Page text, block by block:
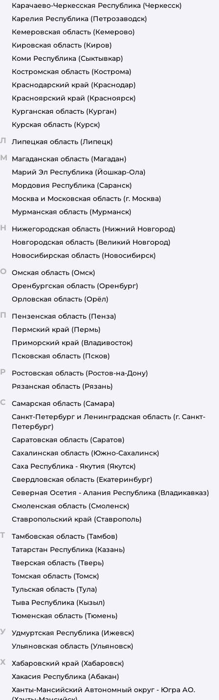
Карачаево-Черкесская Республика (Черкесск)
Карелия Республика (Петрозаводск)
Кемеровская область (Кемерово)
Кировская область (Киров)
Коми Республика (Сыктывкар)
Костромская область (Кострома)
Краснодарский край (Краснодар)
Красноярский край (Красноярск)
Курганская область (Курган)
Курская область (Курск)
Л Липецкая область (Липецк)
М Магаданская область (Магадан)
Марий Эл Республика (Йошкар-Ола)
Мордовия Республика (Саранск)
Москва и Московская область (г. Москва)
Мурманская область (Мурманск)
Н Нижегородская область (Нижний Новгород)
Новгородская область (Великий Новгород)
Новосибирская область (Новосибирск)
О Омская область (Омск)
Оренбургская область (Оренбург)
Орловская область (Орёл)
П Пензенская область (Пенза)
Пермский край (Пермь)
Приморский край (Владивосток)
Псковская область (Псков)
Р Ростовская область (Ростов-на-Дону)
Рязанская область (Рязань)
С Самарская область (Самара)
Санкт-Петербург и Ленинградская область (г. Санкт-
Петербург)
Саратовская область (Саратов)
Сахалинская область (Южно-Сахалинск)
Саха Республика - Якутия (Якутск)
Свердловская область (Екатеринбург)
Северная Осетия - Алания Республика (Владикавказ)
Смоленская область (Смоленск)
Ставропольский край (Ставрополь)
Т Тамбовская область (Тамбов)
Татарстан Республика (Казань)
Тверская область (Тверь)
Томская область (Томск)
Тульская область (Тула)
Тыва Республика (Кызыл)
Тюменская область (Тюмень)
У Удмуртская Республика (Ижевск)
Ульяновская область (Ульяновск)
Х Хабаровский край (Хабаровск)
Хакасия Республика (Абакан)
Ханты-Мансийский Автономный округ - Югра АО.